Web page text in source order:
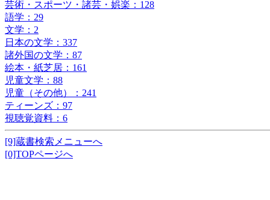
芸術・スポーツ・諸芸・娯楽：128
語学：29
文学：2
日本の文学：337
諸外国の文学：87
絵本・紙芝居：161
児童文学：88
児童（その他）：241
ティーンズ：97
視聴覚資料：6
[9]蔵書検索メニューへ
[0]TOPページへ